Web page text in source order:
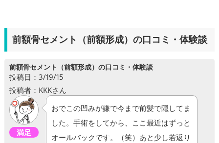
前額骨セメント（前額形成）の口コミ・体験談
前額骨セメント（前額形成）の口コミ・体験談
投稿日：3/19/15
投稿者：KKKさん
満足
おでこの凹みが嫌で今まで前髪で隠してま
した。手術をしてから、ここ最近はずっと
オールバックです。（笑）あと少し若返り